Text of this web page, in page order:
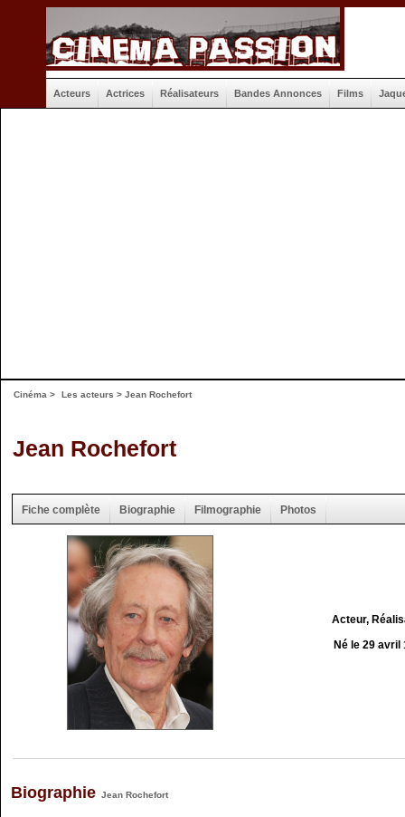
Acteurs Actrices Réalisateurs Bandes Annonces Films
Cinéma > Les acteurs > Jean Rochefort
Jean Rochefort
Fiche complète Biographie Filmographie Photos
Acteur,
Né le 29 avril
Biographie Jean Rochefort